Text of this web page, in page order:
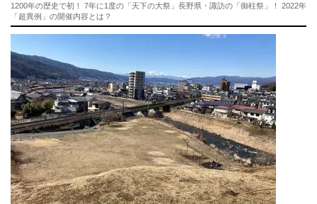
1200年の歴史で初！ 7年に1度の「天下の大祭」長野県・諏訪の「御柱祭」！ 2022年
「超異例」の開催内容とは？